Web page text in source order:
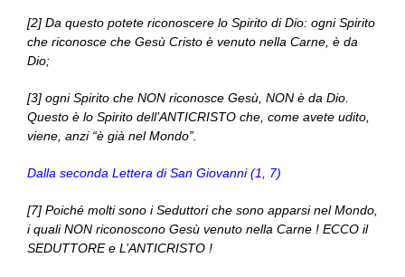
[2] Da questo potete riconoscere lo Spirito di Dio: ogni Spirito
che riconosce che Gesù Cristo è venuto nella Carne, è da
Dio;
[3] ogni Spirito che NON riconosce Gesù, NON è da Dio.
Questo è lo Spirito dell’ANTICRISTO che, come avete udito,
viene, anzi “è già nel Mondo”.
Dalla seconda Lettera di San Giovanni (1, 7)
[7] Poiché molti sono i Seduttori che sono apparsi nel Mondo,
i quali NON riconoscono Gesù venuto nella Carne ! ECCO il
SEDUTTORE e L’ANTICRISTO !